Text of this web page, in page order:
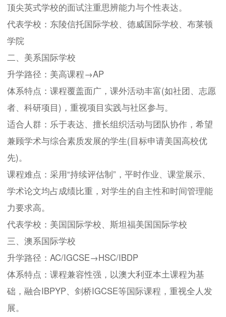
顶尖英式学校的面试注重思辨能力与个性表达。
代表学校：东陵信托国际学校、德威国际学校、布莱顿
学院
二、美系国际学校
升学路径：美高课程→AP
体系特点：课程覆盖面广，课外活动丰富(如社团、志愿
者、科研项目)，重视项目实践与社区参与。
适合人群：乐于表达、擅长组织活动与团队协作，希望
兼顾学术与综合素质发展的学生(目标申请美国高校优
先)。
课程难点：采用“持续评估制”，平时作业、课堂展示、
学术论文均占成绩比重，对学生的自主性和时间管理能
力要求高。
代表学校：美国国际学校、斯坦福美国国际学校
三、澳系国际学校
升学路径：AC/IGCSE→HSC/IBDP
体系特点：课程兼容性强，以澳大利亚本土课程为基
础，融合IBPYP、剑桥IGCSE等国际课程，重视全人发
展。